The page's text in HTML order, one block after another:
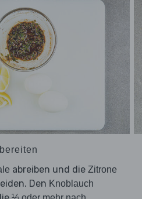
abreiben und die Zitrone
Den Knoblauch